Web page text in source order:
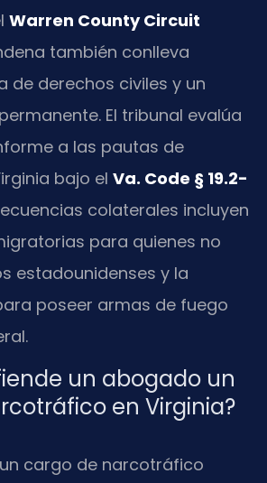
Warren County Circuit
también conlleva
de derechos civiles y un
El tribunal evalúa
a las pautas de
bajo el Va. Code § 19.2-
colaterales incluyen
para quienes no
estadounidenses y la
poseer armas de fuego
un abogado un
en Virginia?
cargo de narcotráfico